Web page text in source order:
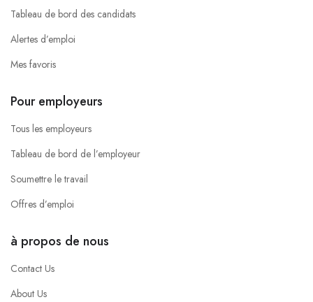
Tableau de bord des candidats
Alertes d’emploi
Mes favoris
Pour employeurs
Tous les employeurs
Tableau de bord de l’employeur
Soumettre le travail
Offres d’emploi
à propos de nous
Contact Us
About Us